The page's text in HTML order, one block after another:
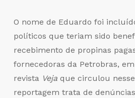
O nome de Eduardo foi
políticos que teriam sido
recebimento de propinas
fornecedoras da Petrobras,
revista Veja que circulou
reportagem trata de